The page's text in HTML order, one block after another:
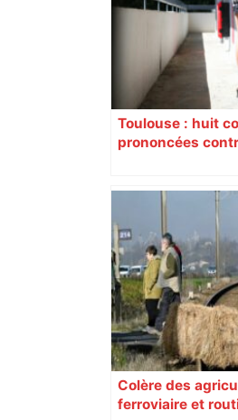
Toulouse : huit
prononcées
Colère des
ferroviaire et